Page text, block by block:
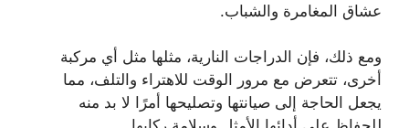
عشاق المغامرة والشباب.
ومع ذلك، فإن الدراجات النارية، مثلها مثل أي مركبة
أخرى، تتعرض مع مرور الوقت للاهتراء والتلف، مما
يجعل الحاجة إلى صيانتها وتصليحها أمرًا لا بد منه